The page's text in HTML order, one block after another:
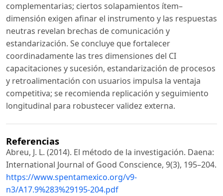
complementarias; ciertos solapamientos ítem–
dimensión exigen afinar el instrumento y las respuestas
neutras revelan brechas de comunicación y
estandarización. Se concluye que fortalecer
coordinadamente las tres dimensiones del CI
capacitaciones y sucesión, estandarización de procesos
y retroalimentación con usuarios impulsa la ventaja
competitiva; se recomienda replicación y seguimiento
longitudinal para robustecer validez externa.
Referencias
Abreu, J. L. (2014). El método de la investigación. Daena:
International Journal of Good Conscience, 9(3), 195–204.
https://www.spentamexico.org/v9-
n3/A17.9%283%29195-204.pdf